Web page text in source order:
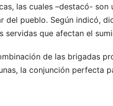
las cuales –destacó-
del pueblo. Según indicó,
servidas que afectan el
de las brigadas
la conjunción perfecta